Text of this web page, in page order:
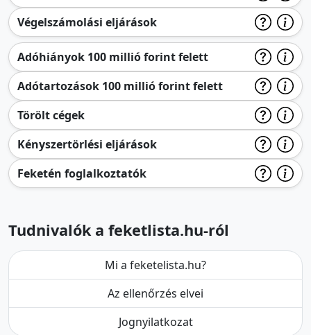
Végelszámolási eljárások
Adóhiányok 100 millió forint felett
Adótartozások 100 millió forint felett
Törölt cégek
Kényszertörlési eljárások
Feketén foglalkoztatók
Tudnivalók a feketlista.hu-ról
Mi a feketelista.hu?
Az ellenőrzés elvei
Jognyilatkozat